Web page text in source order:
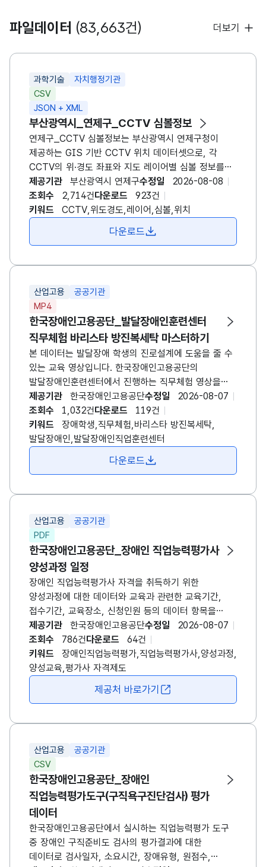
파일데이터 (83,663건) 더보기
과학기술
자치행정기관
CSV
JSON + XML
부산광역시_연제구_CCTV 심볼정보
연제구_CCTV 심볼정보는 부산광역시 연제구청이
제공하는 GIS 기반 CCTV 위치 데이터셋으로, 각
CCTV의 위·경도 좌표와 지도 레이어별 심볼 정보를
포함합니다. 이 데이터는 도시 안전 관리와 교통 흐름
파악을 위해 시각화·분석에 활용될 수 있도록
설계되었습니다. 데이터는 CSV와 GeoJSON
형식으로 제공되며, 주요 필드로는 CCTV 고유번호,
위도, 경도, 심볼 종류(예: 원형, 사각형), 레이어 구분
2회 정기 업데이트되며, 좌표계는 WGS84를 기준으로
분석, 스마트 시티 플랫폼 연계, 학술 연구 등이
있습니다. 이용 시에는 개인정보 보호와 보안 정책을
준수하고, 데이터 출처를 명시해야 합니다.
제공기관 부산광역시 연제구수정일
2026-08-08
조회수
2,714건다운로드
923건
키워드
CCTV,위도경도,레이어,심볼,위치
다운로드
산업고용
공공기관
MP4
한국장애인고용공단_발달장애인훈련센터
직무체험 바리스타 방진복세탁 마스터하기
본 데이터는 발달장애 학생의 진로설계에 도움을 줄 수
있는 교육 영상입니다. 한국장애인고용공단의
발달장애인훈련센터에서 진행하는 직무체험 영상을
제공합니다. 바리스타, 방진복세탁 근무를 위해 어떤
업무를 수행해야하는지 설명을 듣고, 직접 참여하는
모습이 담겨있습니다. *발달장애인훈련센터란? -
발달장애인의 특성에 따라 설계된 체계적인
직업훈련으로 취업을 지원하고, 직업 흥미와 적성을
발견할 수 있도록 현장감 있는 직업체험 제공 -
등을 실시하여 체계적인 직업훈련을 통한 성공적인
제공기관 한국장애인고용공단수정일
2026-08-07
조회수
1,032건다운로드
119건
키워드
장애학생,직무체험,바리스타 방진복세탁,
발달장애인,발달장애인직업훈련센터
다운로드
산업고용
공공기관
PDF
한국장애인고용공단_장애인 직업능력평가사
양성과정 일정
장애인 직업능력평가사 자격을 취득하기 위한
양성과정에 대한 데이터와 교육과 관련한 교육기간,
접수기간, 교육장소, 신청인원 등의 데이터 항목을
포함합니다. 교육운영 방식에 따라 교육기간 및 방법 등
해당 데이터는 매년 상이할 수 있으며, 연 1회 모집시
(4~5월경) 데이터가 갱신됩니다. [장애인
직업능력평가사 양성과정 개요] - 대상자: 재활,
특수교육, 심리, 작업치료, 물리치료, 사회복지 관련
분야 학사 이상의 학위 소지자 - 교육과목: 5과목(세부
자세한 사항은 매년 게시되는 공지사항에서 확인하시기
제공기관 한국장애인고용공단수정일
2026-08-07
조회수
786건다운로드
64건
키워드
장애인직업능력평가,직업능력평가사,양성과정,
양성교육,평가사 자격제도
새창 열림
제공처 바로가기
산업고용
공공기관
CSV
한국장애인고용공단_장애인
직업능력평가도구(구직욕구진단검사) 평가
데이터
한국장애인고용공단에서 실시하는 직업능력평가 도구
중 장애인 구직준비도 검사의 평가결과에 대한
데이터로 검사일자, 소요시간, 장애유형, 원점수,